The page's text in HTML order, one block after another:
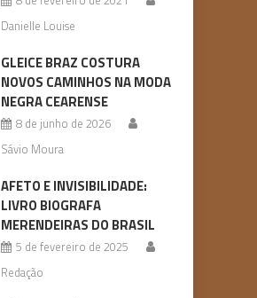
Danielle Louise
GLEICE BRAZ COSTURA
NOVOS CAMINHOS NA MODA
NEGRA CEARENSE
8 de junho de 2026
Sávio Moura
AFETO E INVISIBILIDADE:
LIVRO BIOGRAFA
MERENDEIRAS DO BRASIL
5 de fevereiro de 2025
Redação